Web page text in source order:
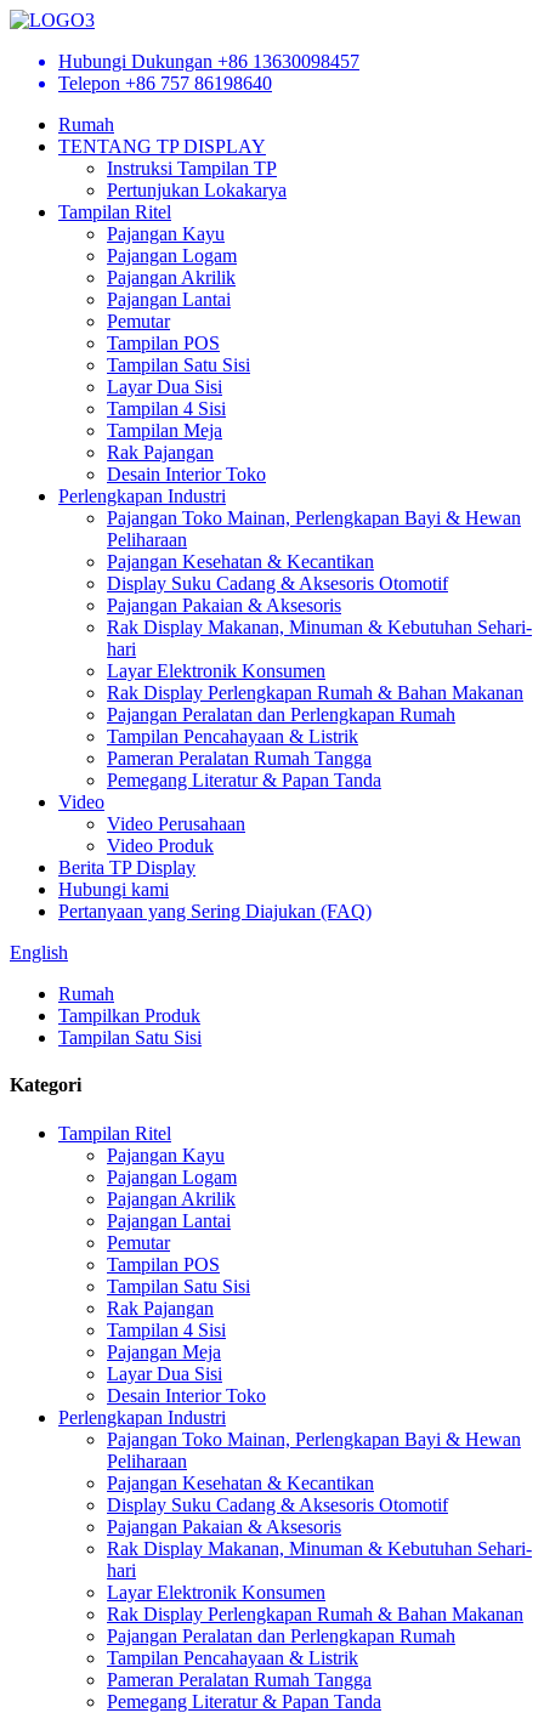
Hubungi Dukungan +86 13630098457
Telepon +86 757 86198640
Rumah
TENTANG TP DISPLAY
Instruksi Tampilan TP
Pertunjukan Lokakarya
Tampilan Ritel
Pajangan Kayu
Pajangan Logam
Pajangan Akrilik
Pajangan Lantai
Pemutar
Tampilan POS
Tampilan Satu Sisi
Layar Dua Sisi
Tampilan 4 Sisi
Tampilan Meja
Rak Pajangan
Desain Interior Toko
Perlengkapan Industri
Pajangan Toko Mainan, Perlengkapan Bayi & Hewan
Peliharaan
Pajangan Kesehatan & Kecantikan
Display Suku Cadang & Aksesoris Otomotif
Pajangan Pakaian & Aksesoris
Rak Display Makanan, Minuman & Kebutuhan Sehari-
hari
Layar Elektronik Konsumen
Rak Display Perlengkapan Rumah & Bahan Makanan
Pajangan Peralatan dan Perlengkapan Rumah
Tampilan Pencahayaan & Listrik
Pameran Peralatan Rumah Tangga
Pemegang Literatur & Papan Tanda
Video
Video Perusahaan
Video Produk
Berita TP Display
Hubungi kami
Pertanyaan yang Sering Diajukan (FAQ)
English
Rumah
Tampilkan Produk
Tampilan Satu Sisi
Kategori
Tampilan Ritel
Pajangan Kayu
Pajangan Logam
Pajangan Akrilik
Pajangan Lantai
Pemutar
Tampilan POS
Tampilan Satu Sisi
Rak Pajangan
Tampilan 4 Sisi
Pajangan Meja
Layar Dua Sisi
Desain Interior Toko
Perlengkapan Industri
Pajangan Toko Mainan, Perlengkapan Bayi & Hewan
Peliharaan
Pajangan Kesehatan & Kecantikan
Display Suku Cadang & Aksesoris Otomotif
Pajangan Pakaian & Aksesoris
Rak Display Makanan, Minuman & Kebutuhan Sehari-
hari
Layar Elektronik Konsumen
Rak Display Perlengkapan Rumah & Bahan Makanan
Pajangan Peralatan dan Perlengkapan Rumah
Tampilan Pencahayaan & Listrik
Pameran Peralatan Rumah Tangga
Pemegang Literatur & Papan Tanda